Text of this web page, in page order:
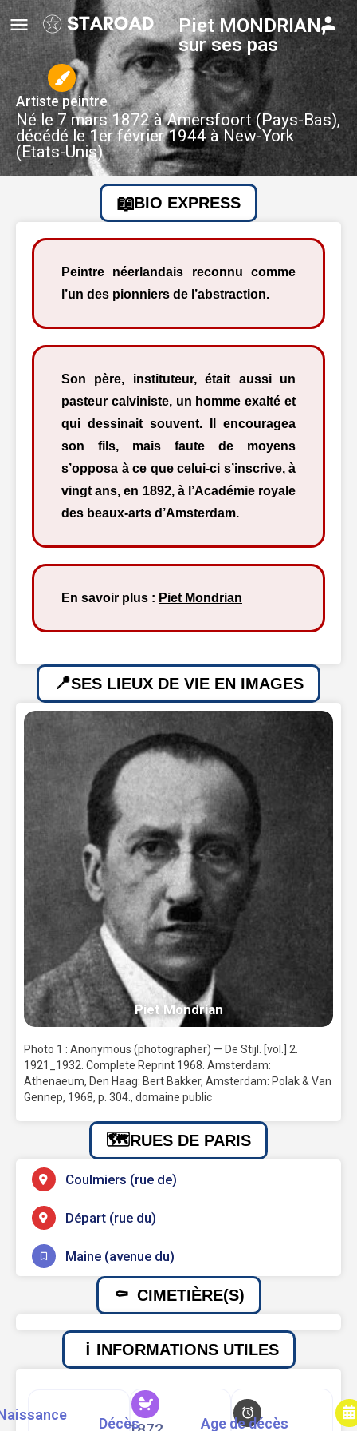
Piet MONDRIAN,
sur ses pas
Artiste peintre
Né le 7 mars 1872 à Amersfoort (Pays-Bas),
décédé le 1er février 1944 à New-York
(Etats-Unis)
BIO EXPRESS
Peintre néerlandais reconnu comme
l’un des pionniers de l’abstraction.
Son père, instituteur, était aussi un
pasteur calviniste, un homme exalté et
qui dessinait souvent. Il encouragea
son fils, mais faute de moyens
s’opposa à ce que celui-ci s’inscrive, à
vingt ans, en 1892, à l’Académie royale
des beaux-arts d’Amsterdam.
En savoir plus : Piet Mondrian
SES LIEUX DE VIE EN IMAGES
Piet Mondrian
Photo 1 : Anonymous (photographer) — De Stijl. [vol.] 2.
1921_1932. Complete Reprint 1968. Amsterdam:
Athenaeum, Den Haag: Bert Bakker, Amsterdam: Polak & Van
Gennep, 1968, p. 304., domaine public
RUES DE PARIS
Coulmiers (rue de)
Départ (rue du)
Maine (avenue du)
CIMETIÈRE(S)
INFORMATIONS UTILES
Décès Age de décès